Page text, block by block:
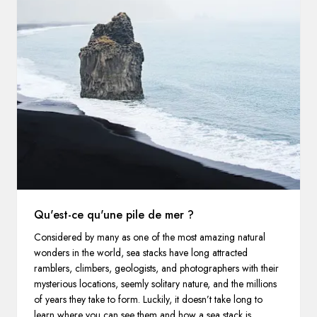
Qu'est-ce qu'une pile de mer ?
Considered by many as one of the most amazing natural
wonders in the world, sea stacks have long attracted
ramblers, climbers, geologists, and photographers with their
mysterious locations, seemly solitary nature, and the millions
of years they take to form. Luckily, it doesn’t take long to